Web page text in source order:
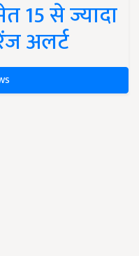
15 से ज्यादा
अलर्ट